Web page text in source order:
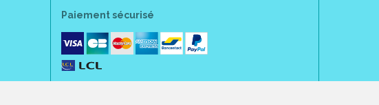
Paiement sécurisé